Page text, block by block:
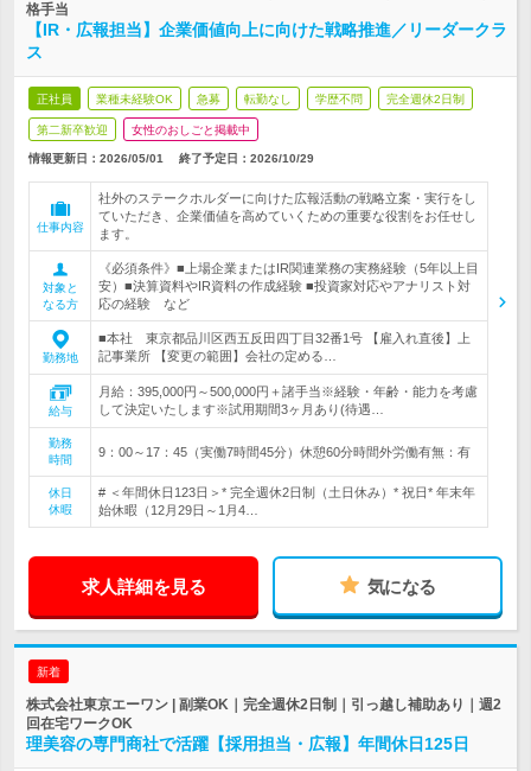
格手当
【IR・広報担当】企業価値向上に向けた戦略推進／リーダークラ
ス
正社員 業種未経験OK 急募 転勤なし 学歴不問 完全週休2日制
第二新卒歓迎 女性のおしごと掲載中
情報更新日：2026/05/01 終了予定日： 2026/10/29
仕事内容
社外のステークホルダーに向けた広報活動の戦略立案・実行をし
ていただき、企業価値を高めていくための重要な役割をお任せし
ます。
対象と
なる方
《必須条件》■上場企業またはIR関連業務の実務経験（5年以上目
安）■決算資料やIR資料の作成経験 ■投資家対応やアナリスト対
応の経験 など
勤務地
■本社 東京都品川区西五反田四丁目32番1号 【雇入れ直後】上
記事業所 【変更の範囲】会社の定める…
給与
月給：395,000円～500,000円＋諸手当※経験・年齢・能力を考慮
して決定いたします※試用期間3ヶ月あり(待遇…
勤務
時間
9：00～17：45（実働7時間45分）休憩60分時間外労働有無：有
休日
休暇
# ＜年間休日123日＞* 完全週休2日制（土日休み）* 祝日* 年末年
始休暇（12月29日～1月4…
求人詳細を見る 気になる
新着
株式会社東京エーワン | 副業OK｜完全週休2日制｜引っ越し補助あり｜週2
回在宅ワークOK
理美容の専門商社で活躍【採用担当・広報】年間休日125日